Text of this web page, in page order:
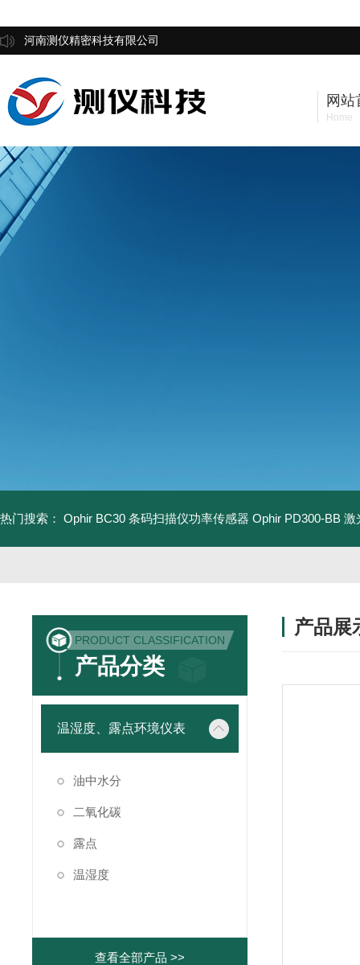
河南测仪精密科技有限公司
网站
Home
热门搜索： Ophir BC30 条码扫描仪功率传感器 Ophir PD300-BB
PRODUCT CLASSIFICATION
产品分类
温湿度、露点环境仪表
油中水分
二氧化碳
露点
温湿度
查看全部产品 >>
产品展